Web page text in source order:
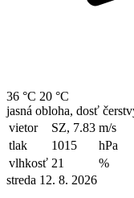
36 °C 20 °C
jasná obloha, dosť
vietor
SZ, 7.83 m/s
tlak
1015
hPa
vlhkosť 21
%
streda 12. 8. 2026